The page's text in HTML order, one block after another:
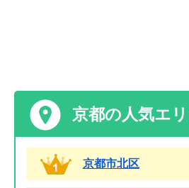
京都の人気エ
京都市北区